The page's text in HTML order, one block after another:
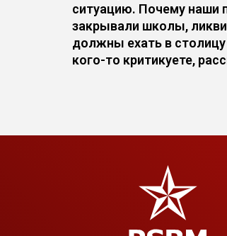
ситуацию. Почему наши
закрывали школы,
должны ехать в
кого-то критикуете,